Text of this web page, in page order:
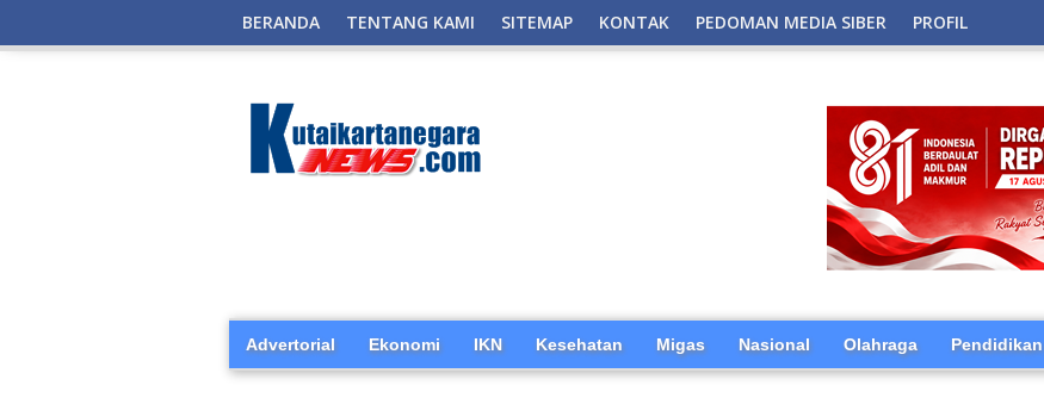
BERANDA TENTANG KAMI SITEMAP KONTAK PEDOMAN MEDIA SIBER PROFIL
Advertorial Ekonomi IKN Kesehatan Migas Nasional Olahraga Pendidikan